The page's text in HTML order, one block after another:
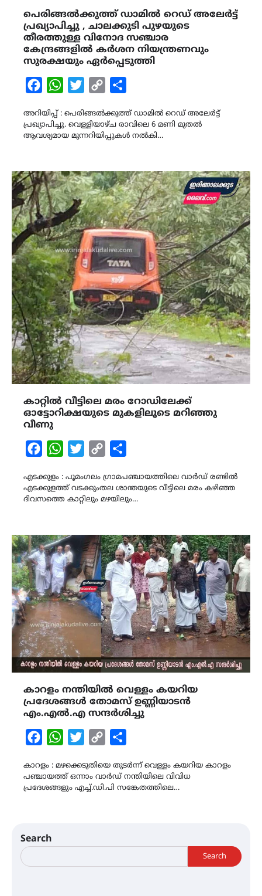
പെരിങ്ങൽക്കുത്ത് ഡാമിൽ റെഡ് അലേർട്ട്
പ്രഖ്യാപിച്ചു , ചാലക്കുടി പുഴയുടെ
തീരത്തുള്ള വിനോദ സഞ്ചാര
കേന്ദ്രങ്ങളിൽ കർശന നിയന്ത്രണവും
സുരക്ഷയും ഏർപ്പെടുത്തി
FacebookWhatsAppTwitterCopy
അറിയിപ്പ് : പെരിങ്ങൽക്കുത്ത് ഡാമിൽ റെഡ് അലേർട്ട്
പ്രഖ്യാപിച്ചു. വെള്ളിയാഴ്ച രാവിലെ 6 മണി മുതൽ
ആവശ്യമായ മുന്നറിയിപ്പുകൾ നൽകി…
കാറ്റിൽ വീട്ടിലെ മരം റോഡിലേക്ക്
ഓട്ടോറിക്ഷയുടെ മുകളിലൂടെ മറിഞ്ഞു
വീണു
FacebookWhatsAppTwitterCopy
എടക്കുളം : പൂമംഗലം ഗ്രാമപഞ്ചായത്തിലെ വാർഡ് രണ്ടിൽ
എടക്കുളത്ത് വടക്കുംതല ശാന്തയുടെ വീട്ടിലെ മരം കഴിഞ്ഞ
ദിവസത്തെ കാറ്റിലും മഴയിലും…
കാറളം നന്തിയിൽ വെള്ളം കയറിയ
പ്രദേശങ്ങൾ തോമസ് ഉണ്ണിയാടൻ
എം.എൽ.എ സന്ദർശിച്ചു
FacebookWhatsAppTwitterCopy
കാറളം : മഴക്കെടുതിയെ തുടർന്ന് വെള്ളം കയറിയ കാറളം
പഞ്ചായത്ത് ഒന്നാം വാർഡ് നന്തിയിലെ വിവിധ
പ്രദേശങ്ങളും എച്ച്.ഡി.പി സങ്കേതത്തിലെ…
Search
Search